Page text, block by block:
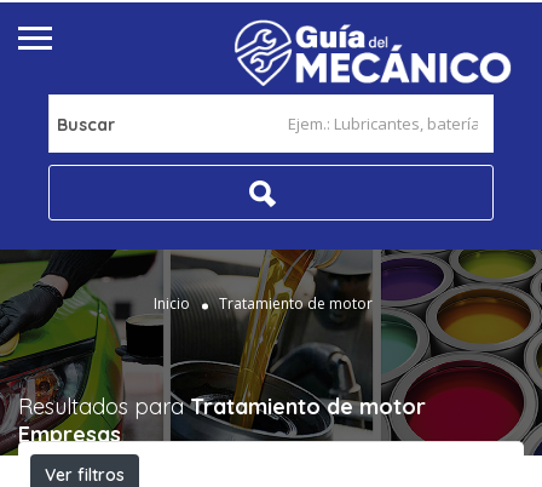
Buscar
Inicio Tratamiento de motor
Resultados paraTratamiento de motor
Empresas
Ver filtros